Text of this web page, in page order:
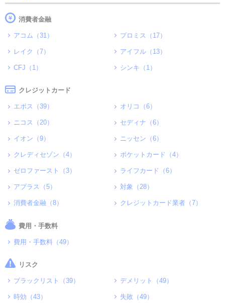
消費者金融
アコム（31） プロミス（17）
レイク（7） アイフル（13）
CFJ（1） シンキ（1）
クレジットカード
エポス（39） オリコ（6）
ニコス（20） セディナ（6）
イオン（9） ニッセン（6）
クレディセゾン（4） ポケットカード（4）
ゼロファースト（3） ライフカード（6）
アプラス（5） 対象（28）
消費者金融（8） クレジットカード業者（7）
費用・手数料
費用・手数料（49）
リスク
ブラックリスト（39） デメリット（49）
時効（43） 失敗（49）